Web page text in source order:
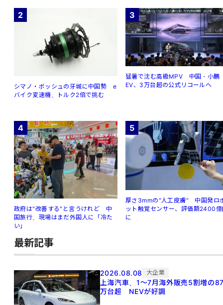
2
シマノ・ボッシュの牙城に中国勢 e
バイク変速機、トルク2倍で挑む
3
猛暑で沈む高級MPV 中国・小鵬
EV、3万台超の公式リコールへ
4
政府は"改善する"と言うけれど 中
国旅行、現場はまだ外国人に「冷た
い」
5
厚さ3mmの"人工皮膚" 中国発ロ
ット触覚センサー、評価額2400
に
最新記事
2026.08.08 大企業
上海汽車、1～7月海外販売5割増の
万台超 NEVが好調